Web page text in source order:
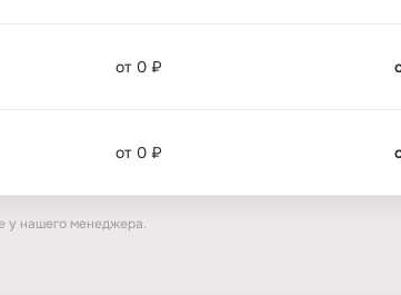
от 0 ₽
от 0 ₽
у нашего менеджера.